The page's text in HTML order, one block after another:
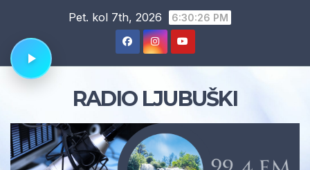
content
Pet. kol 7th, 2026 6:30:26 PM
RADIO LJUBUŠKI